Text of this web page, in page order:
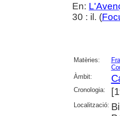
En:
30 : il. (
Matèries:
Àmbit:
Cronologia:
Localització: